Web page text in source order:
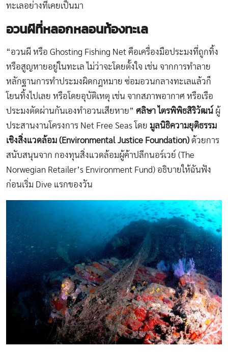
ทะเลอย่างที่เคยเป็นมา
อวนผีที่หลอกหลอนท้องทะเล
“อวนผี หรือ Ghosting Fishing Net คือเครื่องมือประมงที่ถูกทิ้ง
หรือสูญหายอยู่ในทะเล ไม่ว่าจะโดยตั้งใจ เช่น จากการทำลาย
หลักฐานการทำประมงผิดกฎหมาย ซ่อมอวนกลางทะเลแล้วก็
โยนทิ้งไปเลย หรือโดยอุบัติเหตุ เช่น จากสภาพอากาศ หรือเรือ
ประมงตัดผ่านกันเองทำอวนเสียหาย” ศลิษา ไตรพิพิธสิริวัฒน์ ผู้
ประสานงานโครงการ Net Free Seas โดย มูลนิธิความยุติธรรม
เชิงสิ่งแวดล้อม (Environmental Justice Foundation) ด้วยการ
สนับสนุนจาก กองทุนสิ่งแวดล้อมผู้ค้าปลีกนอร์เวย์ (The
Norwegian Retailer’s Environment Fund) อธิบายให้ฉันฟัง
ก่อนเริ่ม Dive แรกของวัน